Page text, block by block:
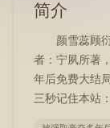
简介
颜雪蕊顾
者：宁夙所著
年后免费大结
三秒记住本站